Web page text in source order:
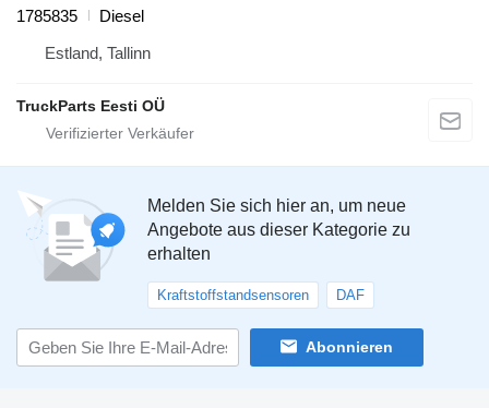
1785835
Diesel
Estland, Tallinn
TruckParts Eesti OÜ
Melden Sie sich hier an, um neue
Angebote aus dieser Kategorie zu
erhalten
Kraftstoffstandsensoren DAF
Abonnieren